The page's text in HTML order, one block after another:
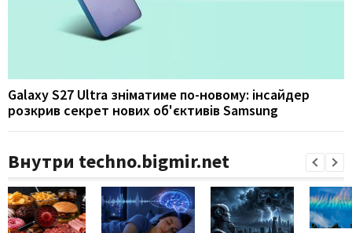
Galaxy S27 Ultra зніматиме по-новому: інсайдер
розкрив секрет нових об'єктивів Samsung
Внутри techno.bigmir.net